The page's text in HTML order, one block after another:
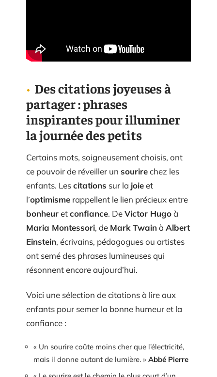
Des citations joyeuses à
partager : phrases
inspirantes pour illuminer
la journée des petits
Certains mots, soigneusement choisis, ont
ce pouvoir de réveiller un sourirechez les
enfants. Lescitations sur la joieet
l’optimisme rappellent le lien précieux entre
bonheuretconfiance. DeVictor Hugoà
Maria Montessori, de Mark Twainà Albert
Einstein, écrivains, pédagogues ou artistes
ont semé des phrases lumineuses qui
résonnent encore aujourd’hui.
Voici une sélection de citations à lire aux
enfants pour semer la bonne humeur et la
confiance :
« Un sourire coûte moins cher que l’électricité,
mais il donne autant de lumière. » Abbé Pierre